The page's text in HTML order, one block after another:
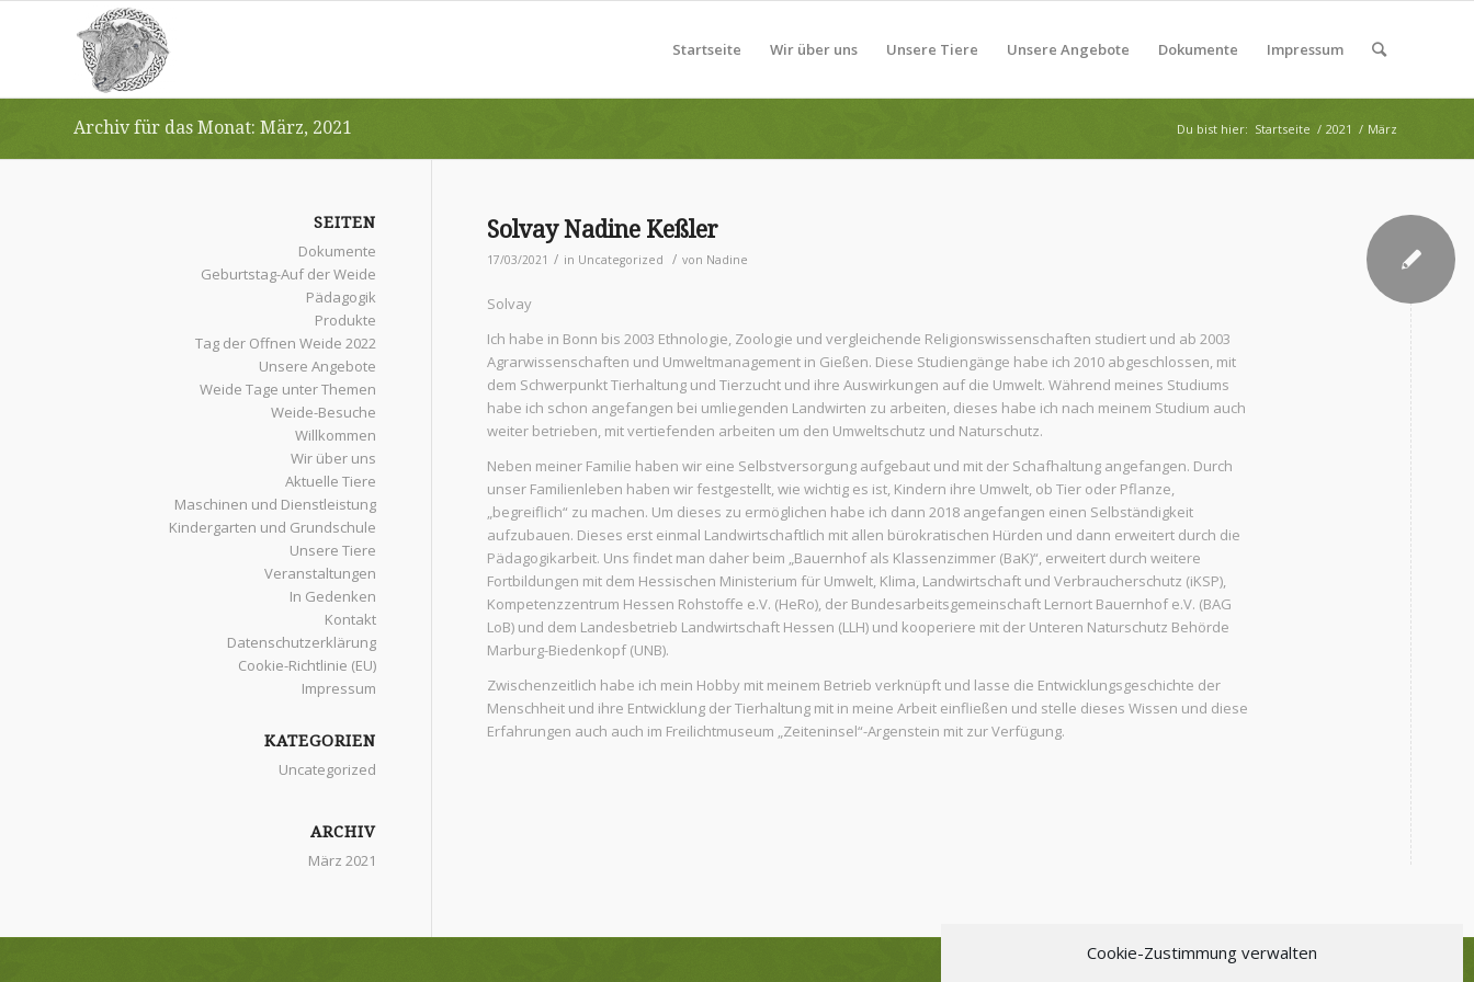
Cookie-Zustimmung verwalten
Startseite Wir über uns Unsere Tiere Unsere Angebote Dokumente Impressum
Archiv für das Monat: März, 2021 Du bist hier: Startseite / 2021 / März
Solvay Nadine Keßler
17/03/2021 / in Uncategorized / von Nadine
Solvay
Ich habe in Bonn bis 2003 Ethnologie, Zoologie und vergleichende Religionswissenschaften studiert und ab 2003
Agrarwissenschaften und Umweltmanagement in Gießen. Diese Studiengänge habe ich 2010 abgeschlossen, mit
dem Schwerpunkt Tierhaltung und Tierzucht und ihre Auswirkungen auf die Umwelt. Während meines Studiums
habe ich schon angefangen bei umliegenden Landwirten zu arbeiten, dieses habe ich nach meinem Studium auch
weiter betrieben, mit vertiefenden arbeiten um den Umweltschutz und Naturschutz.
Neben meiner Familie haben wir eine Selbstversorgung aufgebaut und mit der Schafhaltung angefangen. Durch
unser Familienleben haben wir festgestellt, wie wichtig es ist, Kindern ihre Umwelt, ob Tier oder Pflanze,
„begreiflich“ zu machen. Um dieses zu ermöglichen habe ich dann 2018 angefangen einen Selbständigkeit
aufzubauen. Dieses erst einmal Landwirtschaftlich mit allen bürokratischen Hürden und dann erweitert durch die
Pädagogikarbeit. Uns findet man daher beim „Bauernhof als Klassenzimmer (BaK)“, erweitert durch weitere
Fortbildungen mit dem Hessischen Ministerium für Umwelt, Klima, Landwirtschaft und Verbraucherschutz (iKSP),
Kompetenzzentrum Hessen Rohstoffe e.V. (HeRo), der Bundesarbeitsgemeinschaft Lernort Bauernhof e.V. (BAG
LoB) und dem Landesbetrieb Landwirtschaft Hessen (LLH) und kooperiere mit der Unteren Naturschutz Behörde
Marburg-Biedenkopf (UNB).
Zwischenzeitlich habe ich mein Hobby mit meinem Betrieb verknüpft und lasse die Entwicklungsgeschichte der
Menschheit und ihre Entwicklung der Tierhaltung mit in meine Arbeit einfließen und stelle dieses Wissen und diese
Erfahrungen auch auch im Freilichtmuseum „Zeiteninsel“-Argenstein mit zur Verfügung.
SEITEN
Dokumente
Geburtstag-Auf der Weide
Pädagogik
Produkte
Tag der Offnen Weide 2022
Unsere Angebote
Weide Tage unter Themen
Weide-Besuche
Willkommen
Wir über uns
Aktuelle Tiere
Maschinen und Dienstleistung
Kindergarten und Grundschule
Unsere Tiere
Veranstaltungen
In Gedenken
Kontakt
Datenschutzerklärung
Cookie-Richtlinie (EU)
Impressum
KATEGORIEN
Uncategorized
ARCHIV
März 2021